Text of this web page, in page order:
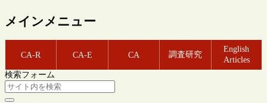
メインメニュー
CA-R CA-E CA 調査研究
English
Articles
検索フォーム